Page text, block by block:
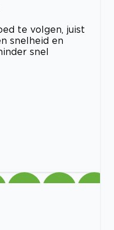
te volgen, juist
snelheid en
snel